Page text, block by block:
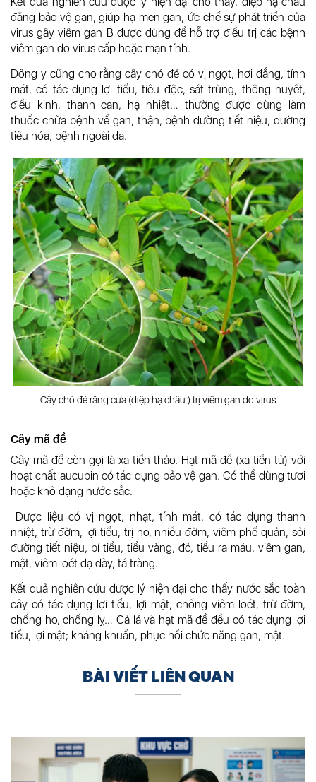
đắng bảo vệ gan, giúp hạ men gan, ức chế sự phát triển của
virus gây viêm gan B được dùng để hỗ trợ điều trị các bệnh
viêm gan do virus cấp hoặc mạn tính.
Đông y cũng cho rằng cây chó đẻ có vị ngọt, hơi đắng, tính
mát, có tác dụng lợi tiểu, tiêu độc, sát trùng, thông huyết,
điều kinh, thanh can, hạ nhiệt… thường được dùng làm
thuốc chữa bệnh về gan, thận, bệnh đường tiết niệu, đường
tiêu hóa, bệnh ngoài da.
Cây chó đẻ răng cưa (diệp hạ châu ) trị viêm gan do virus
Cây mã đề
Cây mã đề còn gọi là xa tiền thảo. Hạt mã đề (xa tiền tử) với
hoạt chất aucubin có tác dụng bảo vệ gan. Có thể dùng tươi
hoặc khô dạng nước sắc.
Dược liệu có vị ngọt, nhạt, tính mát, có tác dụng thanh
nhiệt, trừ đờm, lợi tiểu, trị ho, nhiều đờm, viêm phế quản, sỏi
đường tiết niệu, bí tiểu, tiểu vàng, đỏ, tiểu ra máu, viêm gan,
mật, viêm loét dạ dày, tá tràng.
Kết quả nghiên cứu dược lý hiện đại cho thấy nước sắc toàn
cây có tác dụng lợi tiểu, lợi mật, chống viêm loét, trừ đờm,
chống ho, chống lỵ… Cả lá và hạt mã đề đều có tác dụng lợi
tiểu, lợi mật; kháng khuẩn, phục hồi chức năng gan, mật.
BÀI VIẾT LIÊN QUAN